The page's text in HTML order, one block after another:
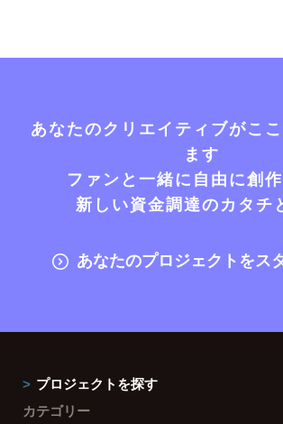
あなたのクリエイティブがこ
ます
ファンと一緒に自由に創
新しい資金調達のカタチ
あなたのプロジェクトをス
プロジェクトを探す
カテゴリー